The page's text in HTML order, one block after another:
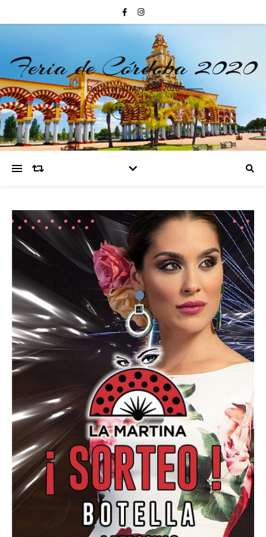
Feria de Córdoba 2020
Del 23 al 30 Mayo de 2020